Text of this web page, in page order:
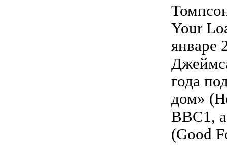
Your
январе
года
дом»
ВВС1, а
(Good